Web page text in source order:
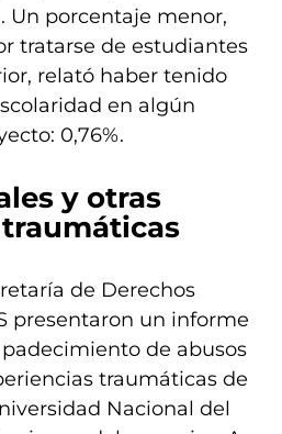
Un porcentaje menor,
tratarse de estudiantes
relató haber tenido
en algún
0,76%.
y otras
de Derechos
presentaron un informe
de abusos
traumáticas de
Nacional del